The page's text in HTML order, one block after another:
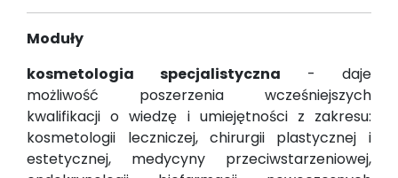
Moduły
kosmetologia specjalistyczna - daje
możliwość poszerzenia wcześniejszych
kwalifikacji o wiedzę i umiejętności z zakresu:
kosmetologii leczniczej, chirurgii plastycznej i
estetycznej, medycyny przeciwstarzeniowej,